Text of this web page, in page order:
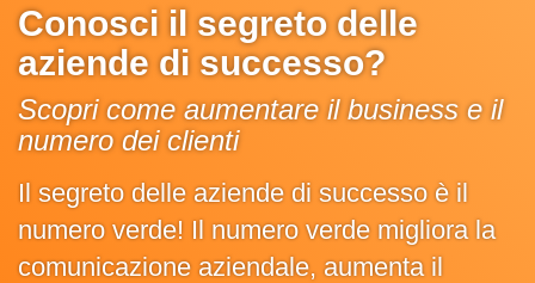
Conosci il segreto delle
aziende di successo?
Scopri come aumentare il business e il
numero dei clienti
Il segreto delle aziende di successo è il
numero verde! Il numero verde migliora la
comunicazione aziendale, aumenta il